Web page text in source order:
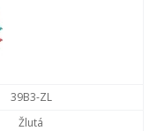
39B3-ZL
Žlutá